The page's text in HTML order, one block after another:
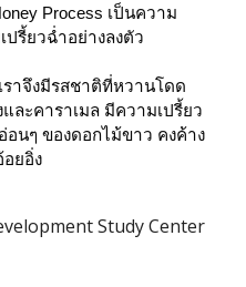
Process เป็นความ
รี้ยวฉ่ำอย่างลงตัว
ราจึงมีรสชาติที่หวานโดด
ละคาราเมล มีความเปรี้ยว
นๆ ของดอกไม้ขาว คงค้าง
ยอิ่ง
Study Center